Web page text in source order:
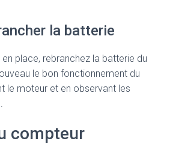
la batterie
place, rebranchez la batterie du
le bon fonctionnement du
le moteur et en observant les
compteur